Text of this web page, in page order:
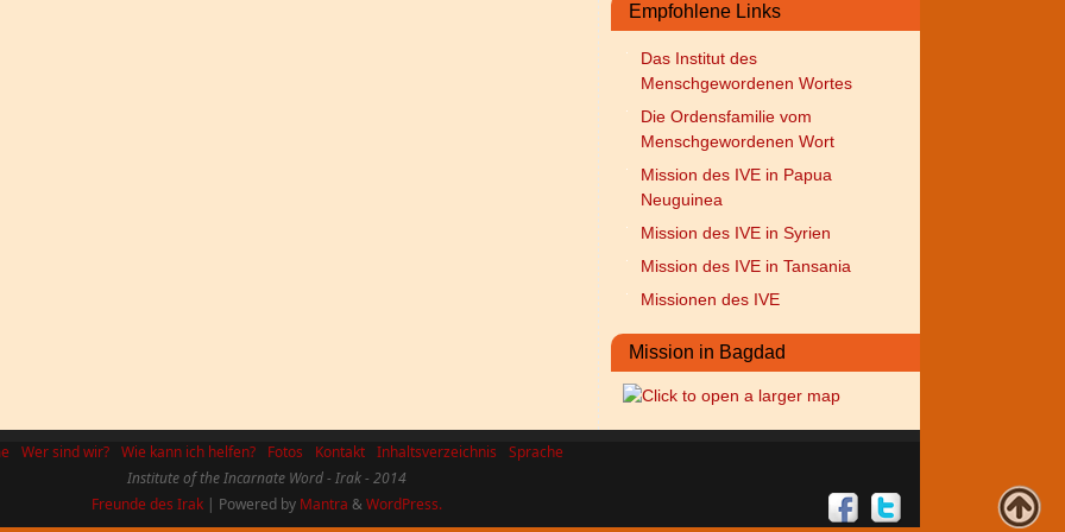
Empfohlene Links
Das Institut des
Menschgewordenen Wortes
Die Ordensfamilie vom
Menschgewordenen Wort
Mission des IVE in Papua
Neuguinea
Mission des IVE in Syrien
Mission des IVE in Tansania
Missionen des IVE
Mission in Bagdad
Wer sind wir? Wie kann ich helfen? Fotos Kontakt Inhaltsverzeichnis
Sprache
Institute of the Incarnate Word - Irak - 2014
Freunde des Irak| Powered by Mantra &WordPress.